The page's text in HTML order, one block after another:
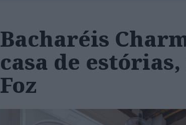
Bacharéis
casa de
Foz